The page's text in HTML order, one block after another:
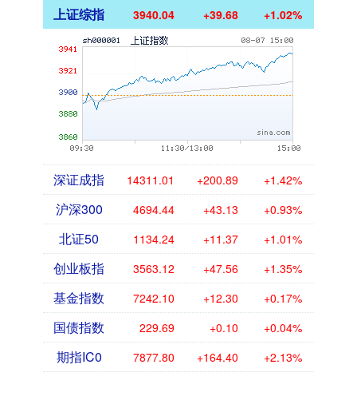
上证综指 3940.04 +39.68 +1.02%
深证成指 14311.01 +200.89 +1.42%
沪深300 4694.44 +43.13 +0.93%
北证50 1134.24 +11.37 +1.01%
创业板指 3563.12 +47.56 +1.35%
基金指数 7242.10 +12.30 +0.17%
国债指数 229.69 +0.10 +0.04%
期指IC0 7877.80 +164.40 +2.13%